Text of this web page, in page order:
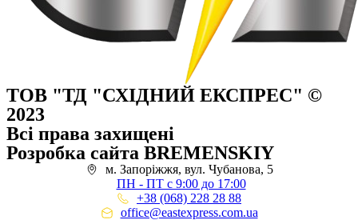
ТОВ "ТД "СХІДНИЙ ЕКСПРЕС" ©
2023
Всі права захищені
Розробка сайта BREMENSKIY
м. Запоріжжя, вул. Чубанова, 5
ПН - ПТ с 9:00 до 17:00
+38 (068) 228 28 88
office@eastexpress.com.ua